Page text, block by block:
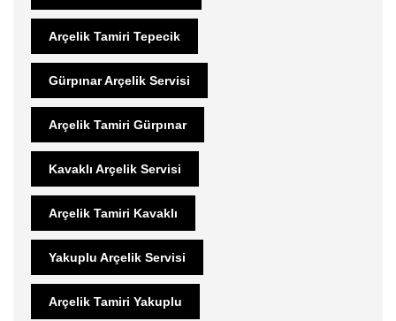
Arçelik Tamiri Tepecik
Gürpınar Arçelik Servisi
Arçelik Tamiri Gürpınar
Kavaklı Arçelik Servisi
Arçelik Tamiri Kavaklı
Yakuplu Arçelik Servisi
Arçelik Tamiri Yakuplu